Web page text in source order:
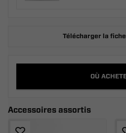
Télécharger la
OÙ
Accessoires assortis